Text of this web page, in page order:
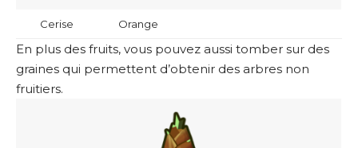
Cerise Orange
En plus des fruits, vous pouvez aussi tomber sur des
graines qui permettent d’obtenir des arbres non
fruitiers.